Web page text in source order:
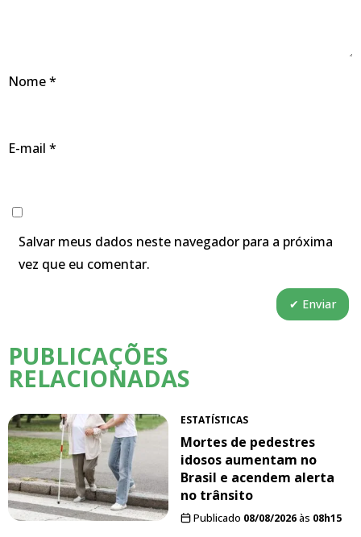
Nome*
E-mail *
Salvar meus dados neste navegador para a próxima
vez que eu comentar.
PUBLICAÇÕES
RELACIONADAS
ESTATÍSTICAS
Mortes de pedestres
idosos aumentam no
Brasil e acendem alerta
no trânsito
Publicado 08/08/2026às 08h15